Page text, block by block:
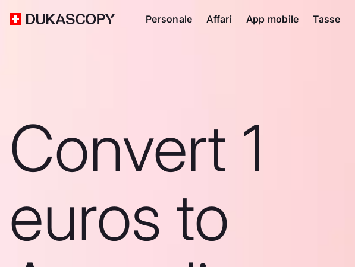
Personale Affari App mobile Tasse
Convert 1
euros to